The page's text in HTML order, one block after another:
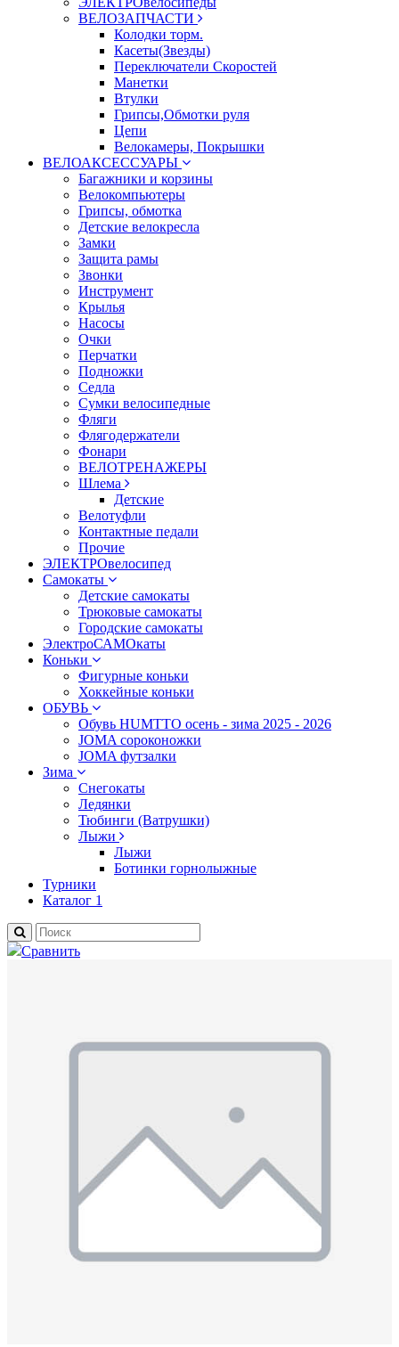
ВЕЛОЗАПЧАСТИ
Колодки торм.
Касеты(Звезды)
Переключатели Скоростей
Манетки
Втулки
Грипсы,Обмотки руля
Цепи
Велокамеры, Покрышки
ВЕЛОАКСЕССУАРЫ
Багажники и корзины
Велокомпьютеры
Грипсы, обмотка
Детские велокресла
Замки
Защита рамы
Звонки
Инструмент
Крылья
Насосы
Очки
Перчатки
Подножки
Седла
Сумки велосипедные
Фляги
Флягодержатели
Фонари
ВЕЛОТРЕНАЖЕРЫ
Шлема
Детские
Велотуфли
Контактные педали
Прочие
ЭЛЕКТРОвелосипед
Самокаты
Детские самокаты
Трюковые самокаты
Городские самокаты
ЭлектроСАМОкаты
Коньки
Фигурные коньки
Хоккейные коньки
ОБУВЬ
Обувь HUMTTO осень - зима 2025 - 2026
JOMA сороконожки
JOMA футзалки
Зима
Снегокаты
Ледянки
Тюбинги (Ватрушки)
Лыжи
Лыжи
Ботинки горнолыжные
Турники
Каталог 1
Сравнить